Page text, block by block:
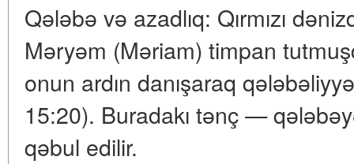
Qələbə və azadlıq: Qırmızı
Məryəm (Məriam) timpan
onun ardın danışaraq
15:20). Buradakı tənç —
qəbul edilir.